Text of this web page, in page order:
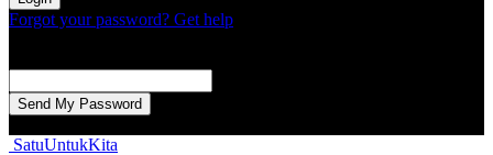
Forgot your password? Get help
SatuUntukKita